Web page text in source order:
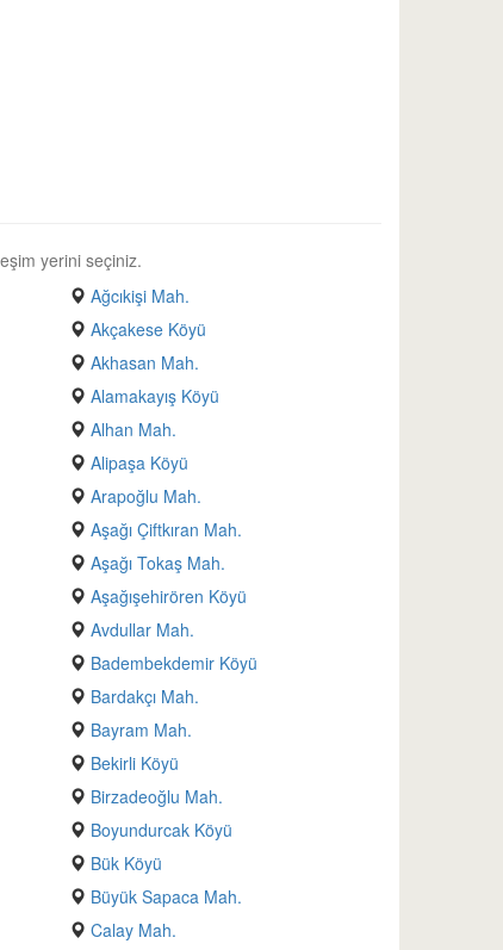
yerini seçiniz.
Ağcıkişi Mah.
Akçakese Köyü
Akhasan Mah.
Alamakayış Köyü
Alhan Mah.
Alipaşa Köyü
Arapoğlu Mah.
Aşağı Çiftkıran Mah.
Aşağı Tokaş Mah.
Aşağışehirören Köyü
Avdullar Mah.
Badembekdemir Köyü
Bardakçı Mah.
Bayram Mah.
Bekirli Köyü
Birzadeoğlu Mah.
Boyundurcak Köyü
Bük Köyü
Büyük Sapaca Mah.
Calay Mah.